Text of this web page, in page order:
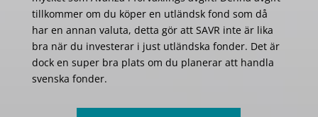
tillkommer om du köper en utländsk fond som då
har en annan valuta, detta gör att SAVR inte är lika
bra när du investerar i just utländska fonder. Det är
dock en super bra plats om du planerar att handla
svenska fonder.